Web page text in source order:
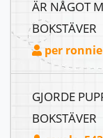
ÄR NÅGOT
BOKSTÄVER
per ronnie
GJORDE
BOKSTÄVER